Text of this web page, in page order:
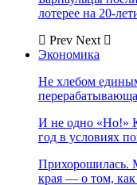
лотерее на 20-
Prev Next
Экономика
Не хлебом
И не одно «Но!»
год в условиях
Прихорошилась.
края — о том,